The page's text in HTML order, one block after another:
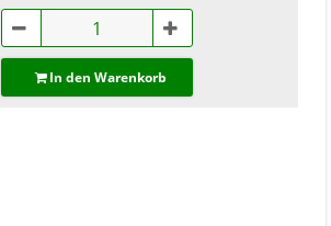
In den Warenkorb